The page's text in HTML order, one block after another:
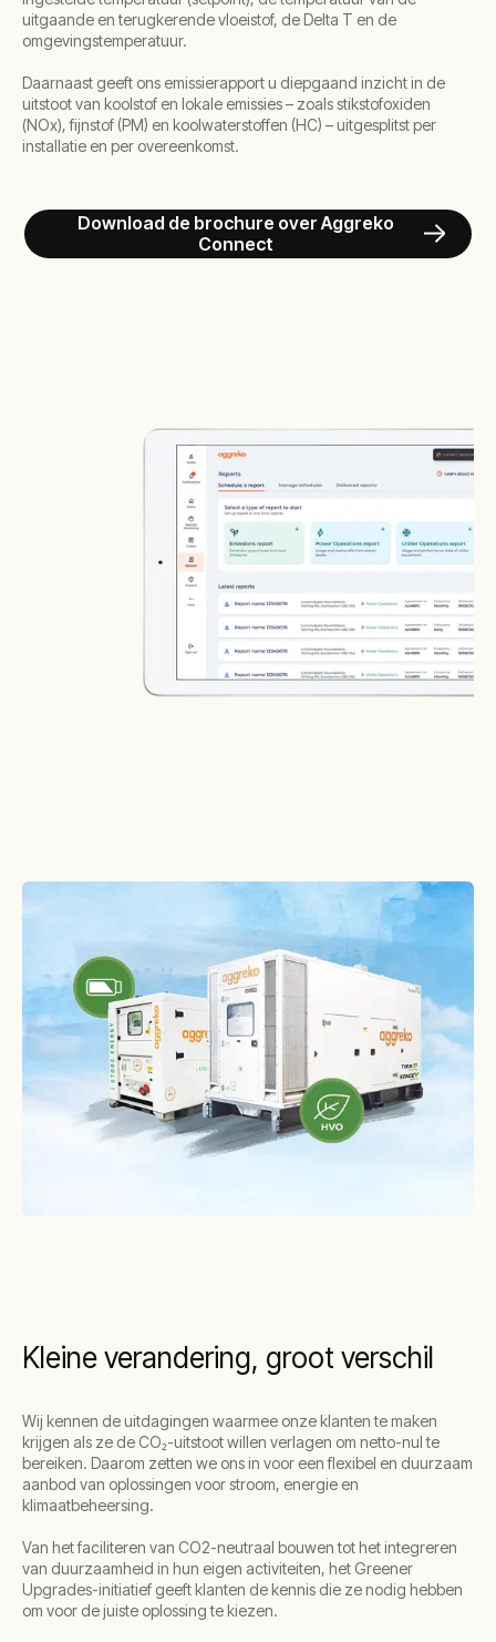
uitgaande en terugkerende vloeistof, de Delta T en de
omgevingstemperatuur.
Daarnaast geeft ons emissierapport u diepgaand inzicht in de
uitstoot van koolstof en lokale emissies – zoals stikstofoxiden
(NOx), fijnstof (PM) en koolwaterstoffen (HC) – uitgesplitst per
installatie en per overeenkomst.
Download de brochure over Aggreko
Connect
Kleine verandering, groot verschil
Wij kennen de uitdagingen waarmee onze klanten te maken
krijgen als ze de CO₂-uitstoot willen verlagen om netto-nul te
bereiken. Daarom zetten we ons in voor een flexibel en duurzaam
aanbod van oplossingen voor stroom, energie en
klimaatbeheersing.
Van het faciliteren van CO2-neutraal bouwen tot het integreren
van duurzaamheid in hun eigen activiteiten, het Greener
Upgrades-initiatief geeft klanten de kennis die ze nodig hebben
om voor de juiste oplossing te kiezen.